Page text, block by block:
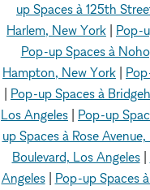
up Spaces à 125th
Harlem, New York
Pop-
Pop-up Spaces à
Hampton, New York
Pop-up Spaces à
Los Angeles
Pop-up
up Spaces à Rose
Boulevard, Los Angeles|
Angeles| Pop-up Spaces